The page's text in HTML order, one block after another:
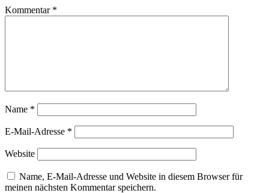
Kommentar *
Name *
E-Mail-Adresse *
Website
Name, E-Mail-Adresse und Website in diesem Browser für
meinen nächsten Kommentar speichern.